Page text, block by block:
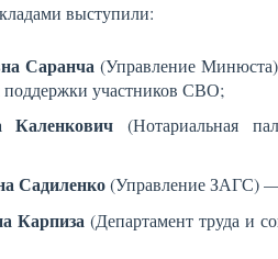
выступили:
Саранча (Управление
поддержки участников СВО;
Каленкович (Нотариальная
Садиленко(Управление ЗАГС) —
Карпиза (Департамент труда и